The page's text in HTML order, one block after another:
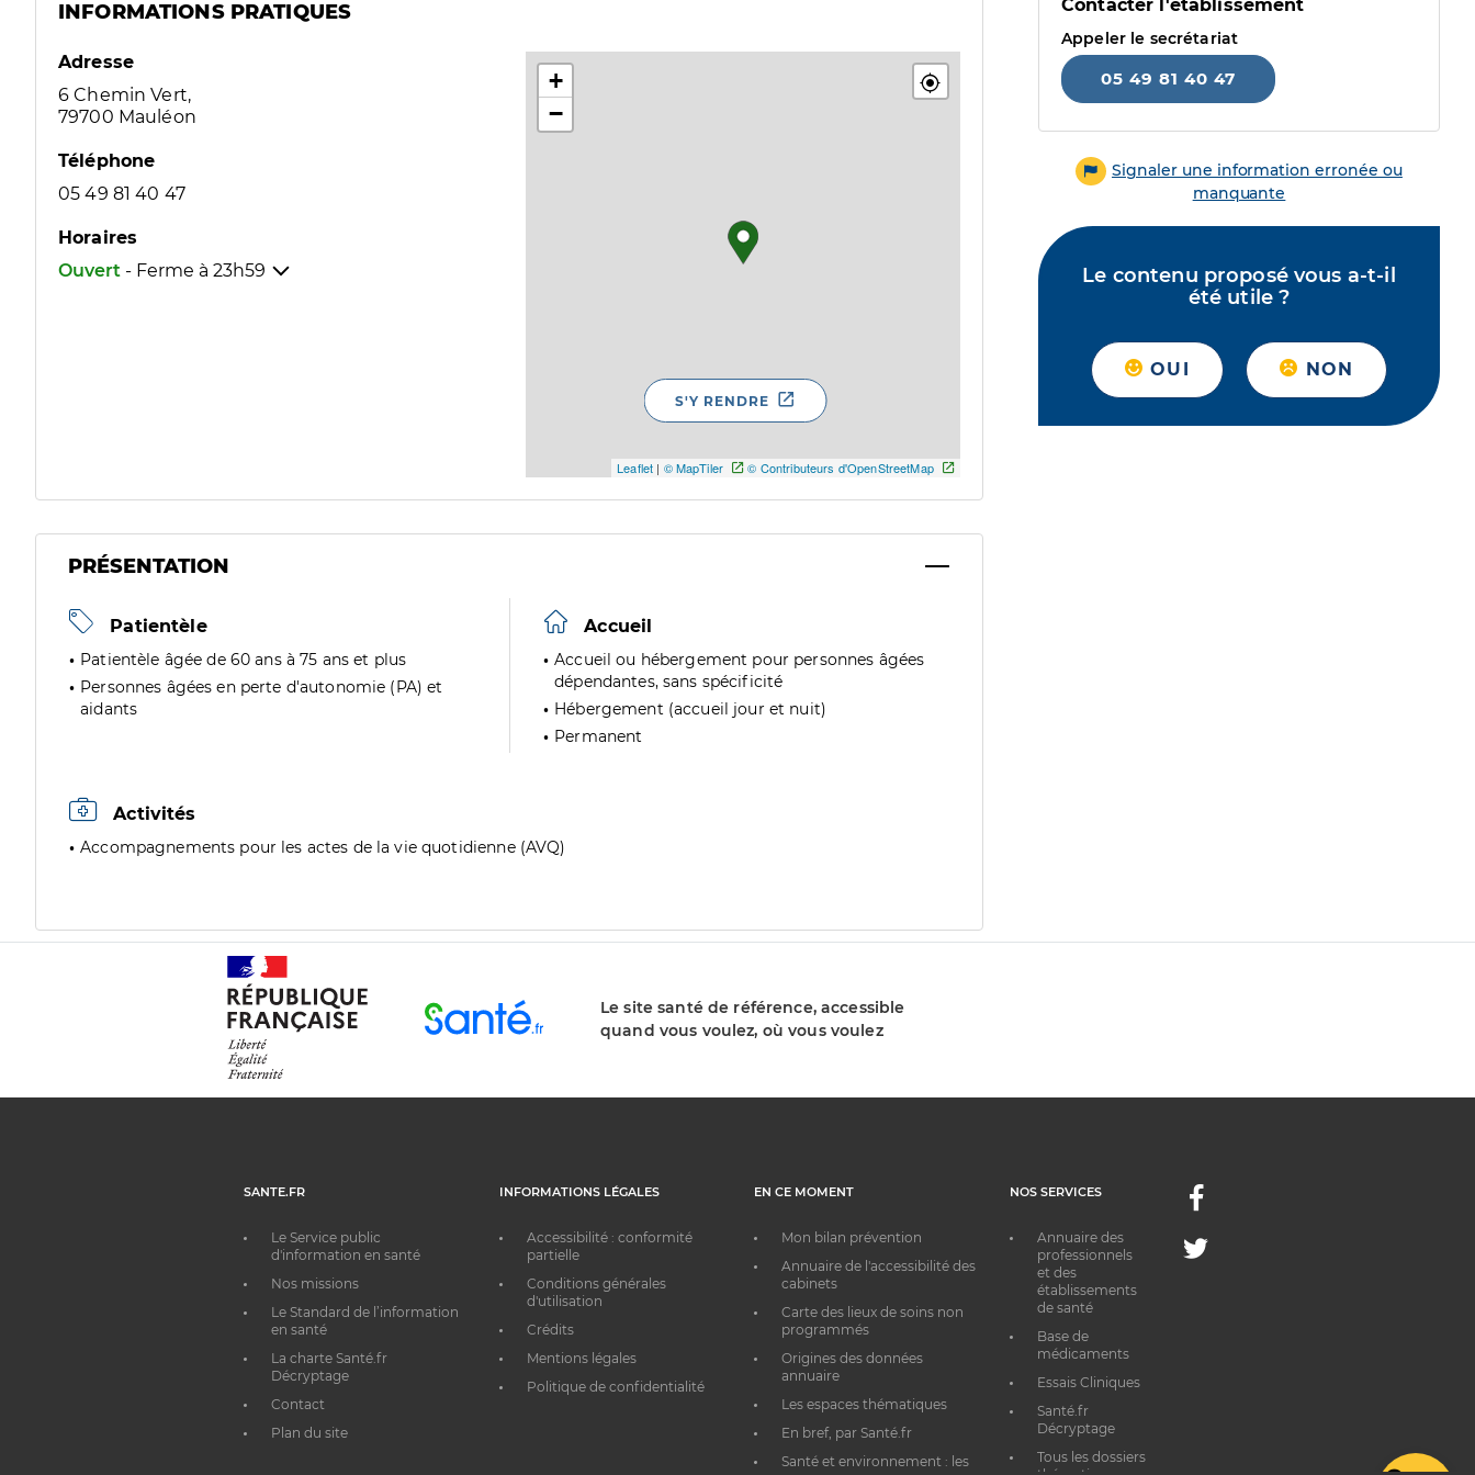
INFORMATIONS PRATIQUES
Adresse
6 Chemin Vert,
79700 Mauléon
Téléphone
05 49 81 40 47
Horaires
Ouvert - Ferme à 23h59
+
−
Leaflet | © MapTiler © Contributeurs d'OpenStreetMap
S'Y RENDRE
PRÉSENTATION
Patientèle
Patientèle âgée de 60 ans à 75 ans et plus
Personnes âgées en perte d'autonomie (PA) et
aidants
Accueil
Accueil ou hébergement pour personnes âgées
dépendantes, sans spécificité
Hébergement (accueil jour et nuit)
Permanent
Activités
Accompagnements pour les actes de la vie quotidienne (AVQ)
Contacter l'établissement
Appeler le secrétariat
05 49 81 40 47
Signaler une information erronée ou
manquante
Le contenu proposé vous a-t-il
été utile ?
OUI NON
Le site santé de référence, accessible
quand vous voulez, où vous voulez
SANTE.FR
Le Service public
d'information en santé
Nos missions
Le Standard de l’information
en santé
La charte Santé.fr
Décryptage
Contact
Plan du site
INFORMATIONS LÉGALES
Accessibilité : conformité
partielle
Conditions générales
d'utilisation
Crédits
Mentions légales
Politique de confidentialité
EN CE MOMENT
Mon bilan prévention
Annuaire de l'accessibilité des
cabinets
Carte des lieux de soins non
programmés
Origines des données
annuaire
Les espaces thématiques
En bref, par Santé.fr
Santé et environnement : les
NOS SERVICES
Annuaire des
professionnels
et des
établissements
de santé
Base de
médicaments
Essais Cliniques
Santé.fr
Décryptage
Tous les dossiers
Facebook
Twitter